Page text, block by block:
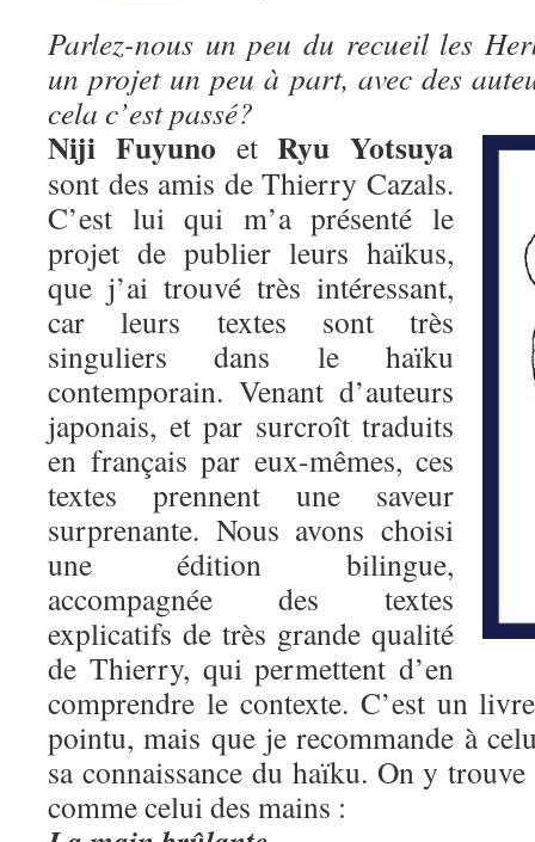
Parlez-nous un peu du recueil les
un projet un peu à part, avec des
cela c’est passé?
Niji Fuyuno etRyu Yotsuya
sont des amis de Thierry Cazals.
C’est lui qui m’a présenté le
projet de publier leurs haïkus,
que j’ai trouvé très intéressant,
car leurs textes sont très
singuliers dans le haïku
contemporain. Venant d’auteurs
japonais, et par surcroît traduits
en français par eux-mêmes, ces
textes prennent une saveur
surprenante. Nous avons choisi
une édition bilingue,
accompagnée des textes
explicatifs de très grande qualité
de Thierry, qui permettent d’en
comprendre le contexte. C’est un
pointu, mais que je recommande à
sa connaissance du haïku. On y
comme celui des mains :